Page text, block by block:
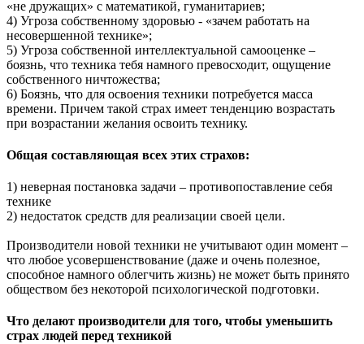
«не дружащих» с математикой, гуманитариев;
4) Угроза собственному здоровью - «зачем работать на
несовершенной технике»;
5) Угроза собственной интеллектуальной самооценке –
боязнь, что техника тебя намного превосходит, ощущение
собственного ничтожества;
6) Боязнь, что для освоения техники потребуется масса
времени. Причем такой страх имеет тенденцию возрастать
при возрастании желания освоить технику.
Общая составляющая всех этих страхов:
1) неверная постановка задачи – противопоставление себя
технике
2) недостаток средств для реализации своей цели.
Производители новой техники не учитывают один момент –
что любое усовершенствование (даже и очень полезное,
способное намного облегчить жизнь) не может быть принято
обществом без некоторой психологической подготовки.
Что делают производители для того, чтобы уменьшить
страх людей перед техникой